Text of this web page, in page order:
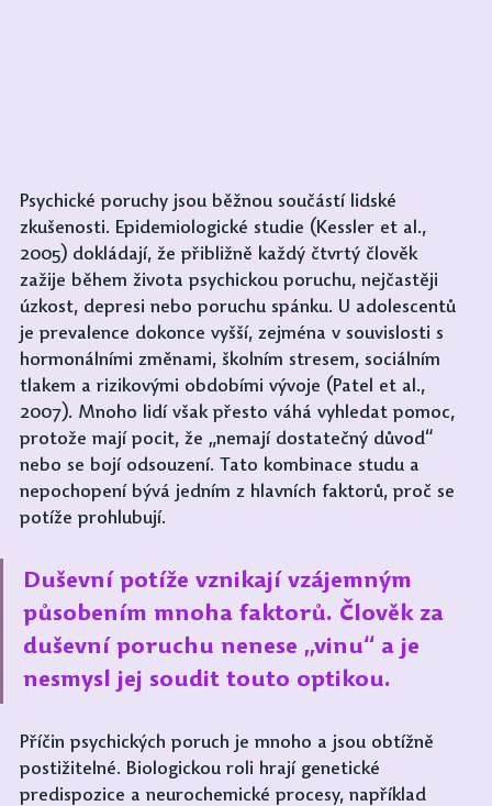
Psychické poruchy jsou běžnou součástí lidské
zkušenosti. Epidemiologické studie (Kessler et al.,
2005) dokládají, že přibližně každý čtvrtý člověk
zažije během života psychickou poruchu, nejčastěji
úzkost, depresi nebo poruchu spánku. U adolescentů
je prevalence dokonce vyšší, zejména v souvislosti s
hormonálními změnami, školním stresem, sociálním
tlakem a rizikovými obdobími vývoje (Patel et al.,
2007). Mnoho lidí však přesto váhá vyhledat pomoc,
protože mají pocit, že „nemají dostatečný důvod“
nebo se bojí odsouzení. Tato kombinace studu a
nepochopení bývá jedním z hlavních faktorů, proč se
potíže prohlubují.
Duševní potíže vznikají vzájemným
působením mnoha faktorů. Člověk za
duševní poruchu nenese „vinu“ a je
nesmysl jej soudit touto optikou.
Příčin psychických poruch je mnoho a jsou obtížně
postižitelné. Biologickou roli hrají genetické
predispozice a neurochemické procesy, například